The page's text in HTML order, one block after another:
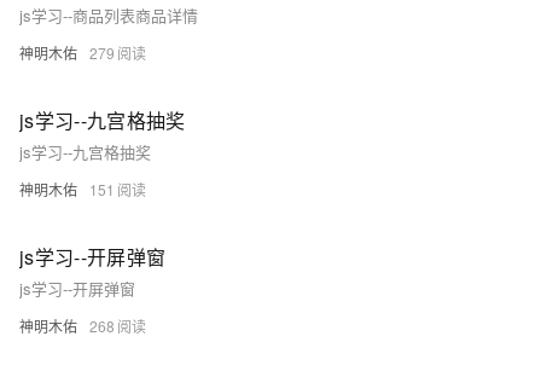
js学习--商品列表商品详情
神明木佑 279
js学习--九宫格抽奖
js学习--九宫格抽奖
神明木佑 151
js学习--开屏弹窗
js学习--开屏弹窗
神明木佑 268